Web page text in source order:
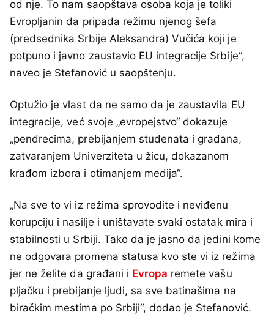
od nje. To nam saopštava osoba koja je toliki
Evropljanin da pripada režimu njenog šefa
(predsednika Srbije Aleksandra) Vučića koji je
potpuno i javno zaustavio EU integracije Srbije“,
naveo je Stefanović u saopštenju.
Optužio je vlast da ne samo da je zaustavila EU
integracije, već svoje „evropejstvo“ dokazuje
„pendrecima, prebijanjem studenata i građana,
zatvaranjem Univerziteta u žicu, dokazanom
krađom izbora i otimanjem medija“.
„Na sve to vi iz režima sprovodite i neviđenu
korupciju i nasilje i uništavate svaki ostatak mira i
stabilnosti u Srbiji. Tako da je jasno da jedini kome
ne odgovara promena statusa kvo ste vi iz režima
jer ne želite da građani i Evropa remete vašu
pljačku i prebijanje ljudi, sa sve batinašima na
biračkim mestima po Srbiji“, dodao je Stefanović.